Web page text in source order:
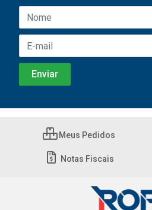
Meus Pedidos
Notas Fiscais